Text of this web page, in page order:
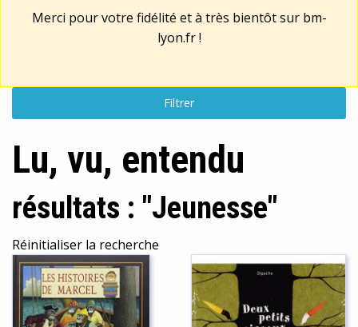
Merci pour votre fidélité et à très bientôt sur bm-
lyon.fr!
Filtrer
Lu, vu, entendu
résultats : "Jeunesse"
Réinitialiser la recherche